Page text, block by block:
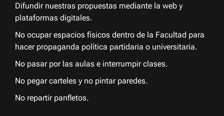
Difundir nuestras propuestas mediante la web y
plataformas digitales.
No ocupar espacios físicos dentro de la Facultad para
hacer propaganda política partidaria o universitaria.
No pasar por las aulas e interrumpir clases.
No pegar carteles y no pintar paredes.
No repartir panfletos.